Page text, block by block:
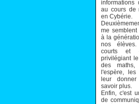
au cours de
en Cybérie.
me
à la
nos
courts et
privilégiant
des maths,
l'espère,
leur
savoir plus.
Enfin, c'est
de